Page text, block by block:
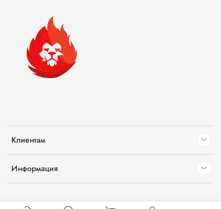
Клиентам
Информация